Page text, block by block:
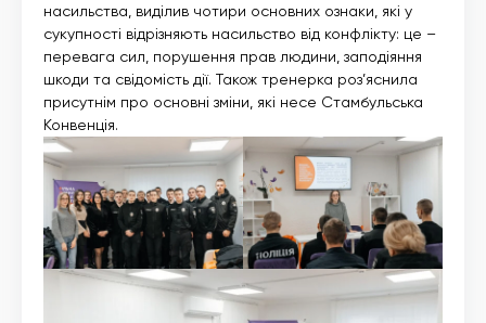
насильства, виділив чотири основних ознаки, які у
сукупності відрізняють насильство від конфлікту: це –
перевага сил, порушення прав людини, заподіяння
шкоди та свідомість дії. Також тренерка роз’яснила
присутнім про основні зміни, які несе Стамбульська
Конвенція.